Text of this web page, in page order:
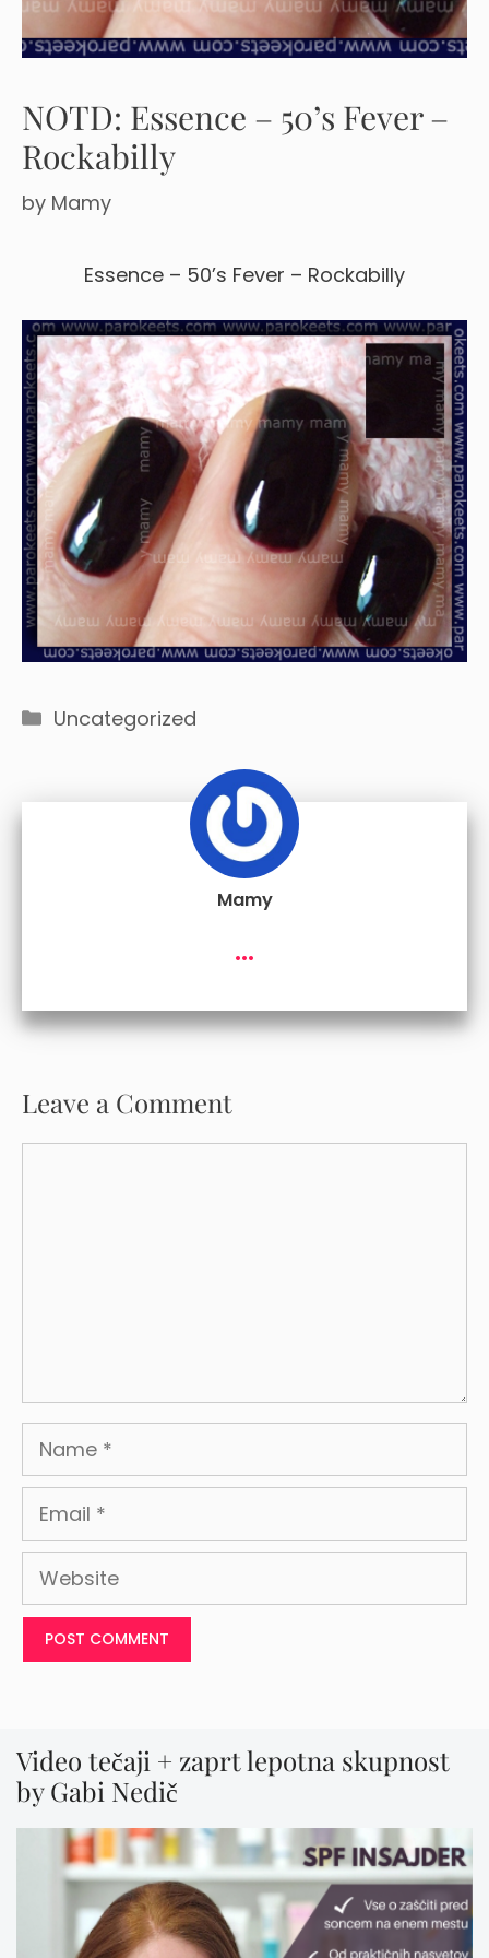
NOTD: Essence – 50’s Fever –
Rockabilly
by Mamy
Essence – 50’s Fever – Rockabilly
Categories
Uncategorized
Mamy
...
Leave a Comment
Name
Email
Website
Video tečaji + zaprt lepotna skupnost
by Gabi Nedič